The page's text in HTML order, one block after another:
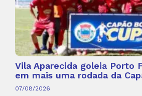
Vila Aparecida goleia Porto
em mais uma rodada da
07/08/2026